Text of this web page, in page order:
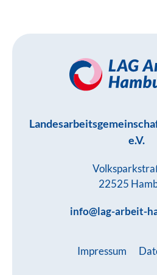
e.V.
22525
info@lag-arbeit-
Impressum